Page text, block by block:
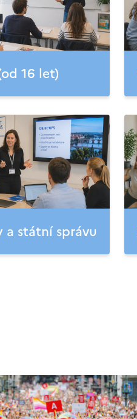
16 let)
a státní správu